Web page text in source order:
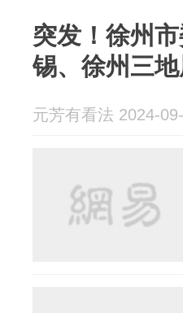
突发！徐州
锡、徐州三
元芳有看法 2024-